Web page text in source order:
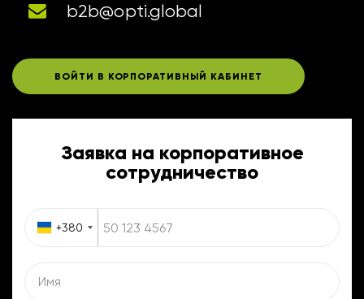
b2b@opti.global
ВОЙТИ В КОРПОРАТИВНЫЙ КАБИНЕТ
Заявка на корпоративное
сотрудничество
+380